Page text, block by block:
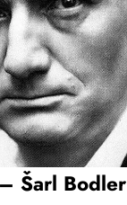
Šarl Bodler